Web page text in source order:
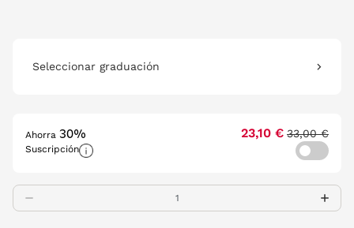
Seleccionar graduación
Ahorra 30% 23,10 € 33,00 €
Suscripción